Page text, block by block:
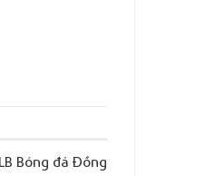
Bóng đá Đồng